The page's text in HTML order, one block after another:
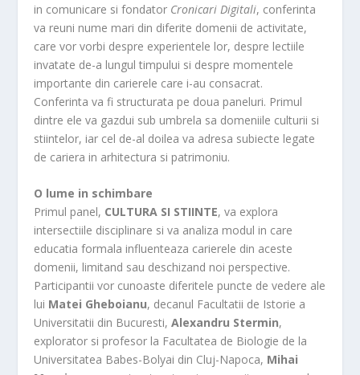
in comunicare si fondator Cronicari Digitali, conferinta
va reuni nume mari din diferite domenii de activitate,
care vor vorbi despre experientele lor, despre lectiile
invatate de-a lungul timpului si despre momentele
importante din carierele care i-au consacrat.
Conferinta va fi structurata pe doua paneluri. Primul
dintre ele va gazdui sub umbrela sa domeniile culturii si
stiintelor, iar cel de-al doilea va adresa subiecte legate
de cariera in arhitectura si patrimoniu.
O lume in schimbare
Primul panel, CULTURA SI STIINTE, va explora
intersectiile disciplinare si va analiza modul in care
educatia formala influenteaza carierele din aceste
domenii, limitand sau deschizand noi perspective.
Participantii vor cunoaste diferitele puncte de vedere ale
lui Matei Gheboianu, decanul Facultatii de Istorie a
Universitatii din Bucuresti,Alexandru Stermin,
explorator si profesor la Facultatea de Biologie de la
Universitatea Babes-Bolyai din Cluj-Napoca, Mihai